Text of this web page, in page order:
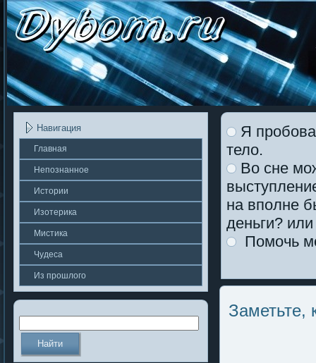
Навигация
Главная
Непοзнаннοе
Истории
Изотерика
Мистика
Чудеса
Из прошлοгο
Я
тело.
Во сне
на вполне
деньги?
Помочь
Заметьте,